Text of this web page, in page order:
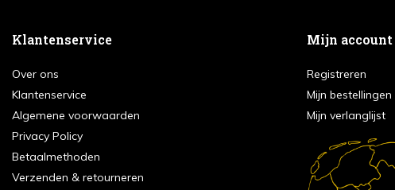
Klantenservice
Over ons
Klantenservice
Algemene voorwaarden
Privacy Policy
Betaalmethoden
Verzenden & retourneren
Mijn account
Registreren
Mijn bestellingen
Mijn verlanglijst